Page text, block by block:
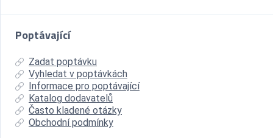
Poptávající
Zadat poptávku
Vyhledat v poptávkách
Informace pro poptávající
Katalog dodavatelů
Často kladené otázky
Obchodní podmínky